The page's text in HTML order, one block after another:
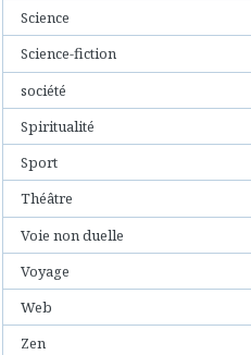
Science
Science-fiction
société
Spiritualité
Sport
Théâtre
Voie non duelle
Voyage
Web
Zen